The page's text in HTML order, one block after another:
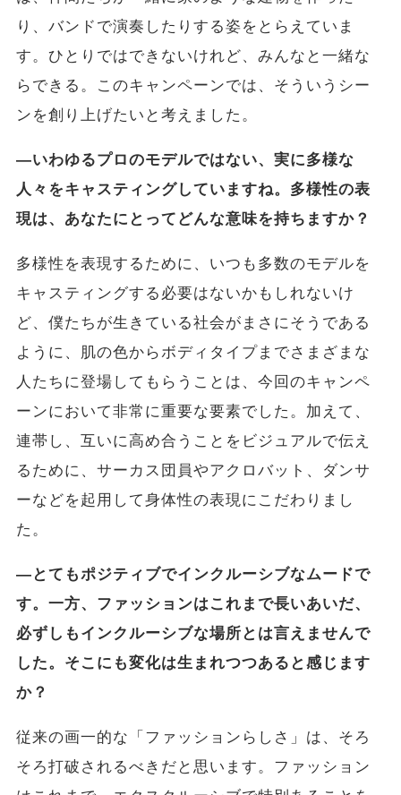
り、バンドで演奏したりする姿をとらえていま
す。ひとりではできないけれど、みんなと一緒な
らできる。このキャンペーンでは、そういうシー
ンを創り上げたいと考えました。
―いわゆるプロのモデルではない、実に多様な
人々をキャスティングしていますね。多様性の表
現は、あなたにとってどんな意味を持ちますか？
多様性を表現するために、いつも多数のモデルを
キャスティングする必要はないかもしれないけ
ど、僕たちが生きている社会がまさにそうである
ように、肌の色からボディタイプまでさまざまな
人たちに登場してもらうことは、今回のキャンペ
ーンにおいて非常に重要な要素でした。加えて、
連帯し、互いに高め合うことをビジュアルで伝え
るために、サーカス団員やアクロバット、ダンサ
ーなどを起用して身体性の表現にこだわりまし
た。
―とてもポジティブでインクルーシブなムードで
す。一方、ファッションはこれまで長いあいだ、
必ずしもインクルーシブな場所とは言えませんで
した。そこにも変化は生まれつつあると感じます
か？
従来の画一的な「ファッションらしさ」は、そろ
そろ打破されるべきだと思います。ファッション